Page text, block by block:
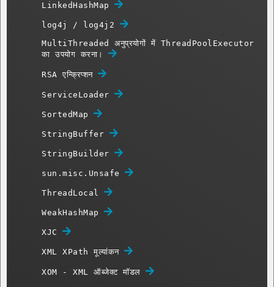
LinkedHashMap
log4j / log4j2
MultiThreaded अनुप्रयोगों में ThreadPoolExecutor
का उपयोग करना।
RSA एन्क्रिप्शन
ServiceLoader
SortedMap
StringBuffer
StringBuilder
sun.misc.Unsafe
ThreadLocal
WeakHashMap
XJC
XML XPath मूल्यांकन
XOM - XML ऑब्जेक्ट मॉडल